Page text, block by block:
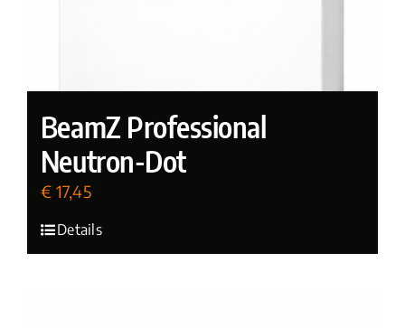
BeamZ Professional
Neutron-Dot
€ 17,45
Details